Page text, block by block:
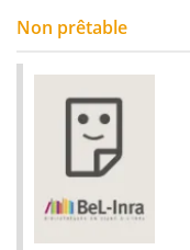
Non prêtable